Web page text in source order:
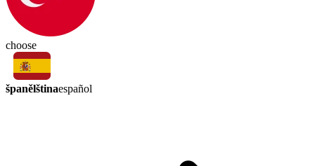
choose
španělštinaespañol